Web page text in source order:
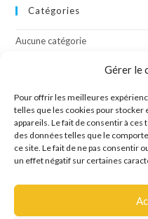
Gérer le
Pour offrir les meilleures
telles que les cookies pour stocker
appareils. Le fait de consentir à
des données telles que le
ce site. Le fait de ne pas consentir
un effet négatif sur certaines
Catégories
Aucune catégorie
Connexion
Flux des publications
Flux des commentaires
Site de WordPress-FR